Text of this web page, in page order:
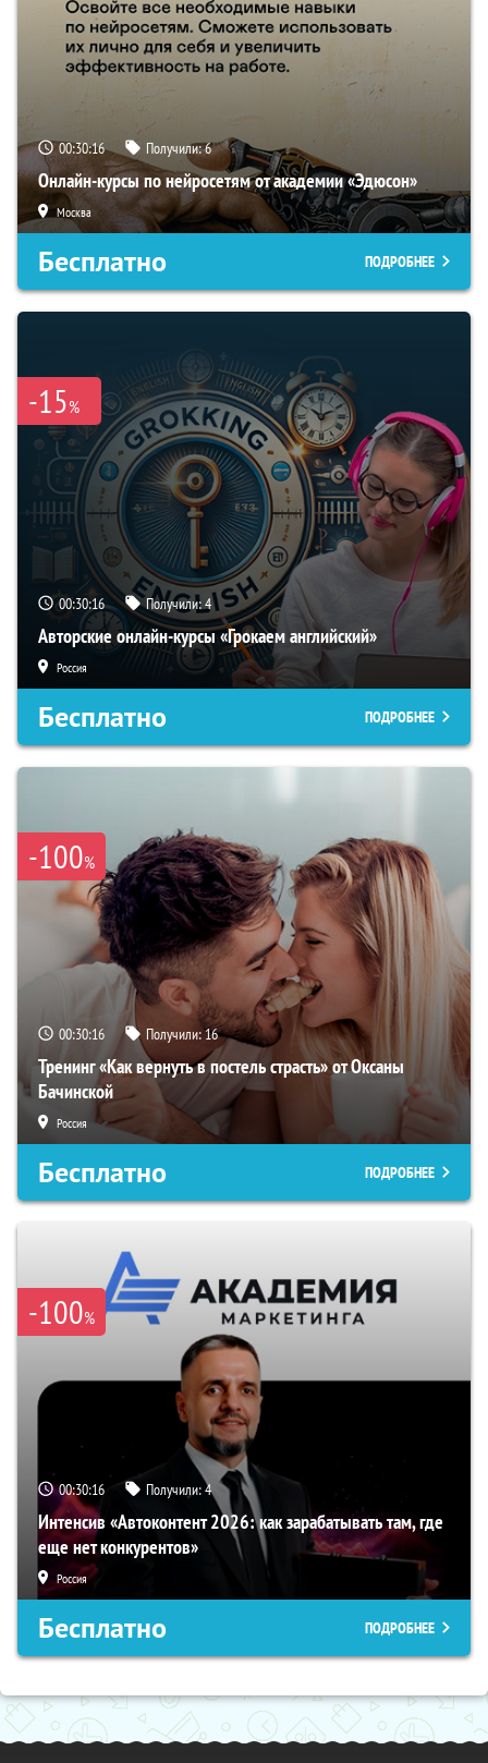
00:30:15 Получили:6
Онлайн-курсы по нейросетям от академии «Эдюсон»
Москва
Бесплатно ПОДРОБНЕЕ
-15%
00:30:15 Получили:4
Авторские онлайн-курсы «Грокаем английский»
Россия
Бесплатно ПОДРОБНЕЕ
-100%
00:30:15 Получили:16
Тренинг «Как вернуть в постель страсть» от Оксаны
Бачинской
Россия
Бесплатно ПОДРОБНЕЕ
-100%
00:30:15 Получили:4
Интенсив «Автоконтент 2026: как зарабатывать там, где
еще нет конкурентов»
Россия
Бесплатно ПОДРОБНЕЕ